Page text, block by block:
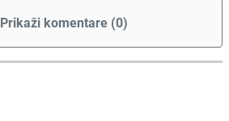
Prikaži komentare (0)